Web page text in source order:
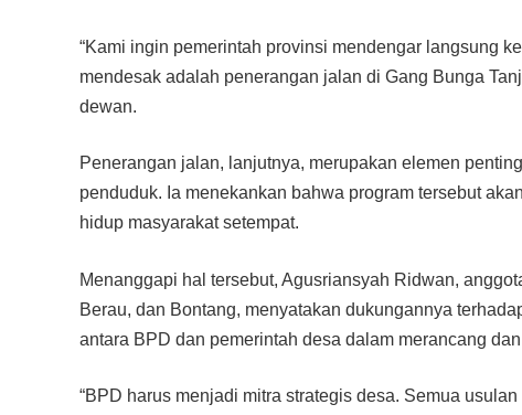
“Kami ingin pemerintah provinsi mendengar langsung
mendesak adalah penerangan jalan di Gang Bunga
dewan.
Penerangan jalan, lanjutnya, merupakan elemen
penduduk. Ia menekankan bahwa program tersebut
hidup masyarakat setempat.
Menanggapi hal tersebut, Agusriansyah Ridwan,
Berau, dan Bontang, menyatakan dukungannya
antara BPD dan pemerintah desa dalam merancang
“BPD harus menjadi mitra strategis desa. Semua